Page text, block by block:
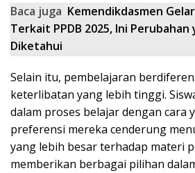
Baca juga Kemendikdasmen
Terkait PPDB 2025, Ini Perubahan
Diketahui
Selain itu, pembelajaran
keterlibatan yang lebih tinggi.
dalam proses belajar dengan cara
preferensi mereka cenderung
yang lebih besar terhadap materi
memberikan berbagai pilihan